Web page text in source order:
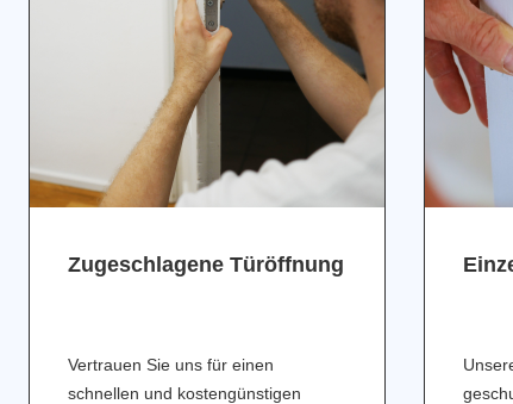
Zugeschlagene Türöffnung
Vertrauen Sie uns für einen
schnellen und kostengünstigen